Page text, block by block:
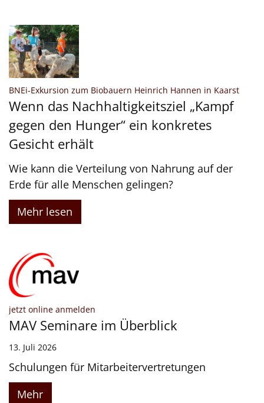
BNEi-Exkursion zum Biobauern Heinrich Hannen in Kaarst:
Wenn das Nachhaltigkeitsziel „Kampf
gegen den Hunger“ ein konkretes
Gesicht erhält
Wie kann die Verteilung von Nahrung auf der
Erde für alle Menschen gelingen?
Mehr lesen
jetzt online anmelden
MAV Seminare im Überblick
13. Juli 2026
Schulungen für Mitarbeitervertretungen
Mehr